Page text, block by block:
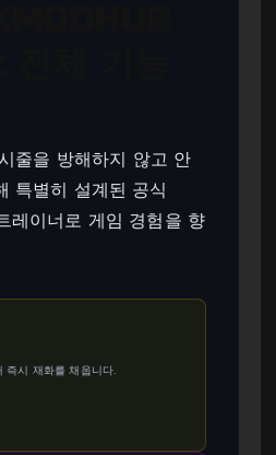
줄을 방해하지 않고 안
특별히 설계된 공식
레이너로 게임 경험을 향
즉시 재화를 채웁니다.